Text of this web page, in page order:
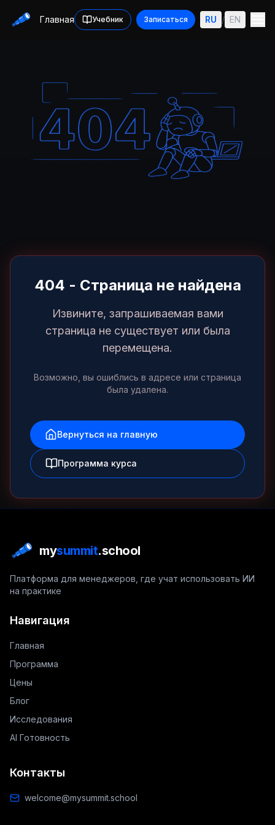
Главная Учебник Записаться RU / EN
404 - Страница не найдена
Извините, запрашиваемая вами
страница не существует или была
перемещена.
Возможно, вы ошиблись в адресе или страница
была удалена.
Вернуться на главную
Программа курса
mysummit.school
Платформа для менеджеров, где учат использовать ИИ
на практике
Навигация
Главная
Программа
Цены
Блог
Исследования
AI Готовность
Контакты
welcome@mysummit.school